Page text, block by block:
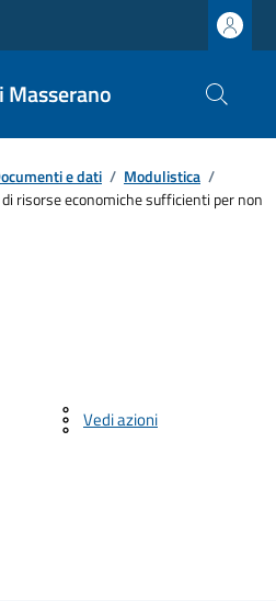
Masserano
e dati / Modulistica /
risorse economiche sufficienti per non
Vedi azioni